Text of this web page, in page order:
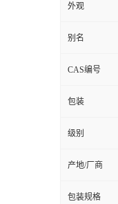
外观
别名
CAS编号
包装
级别
产地/厂商
包装规格